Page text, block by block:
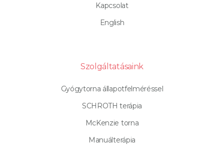
Kapcsolat
English
Szolgáltatásaink
Gyógytorna állapotfelméréssel
SCHROTH terápia
McKenzie torna
Manuálterápia